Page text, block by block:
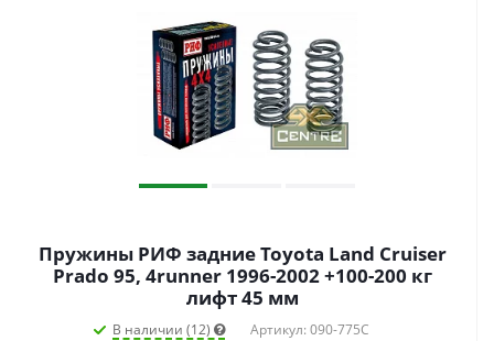
Пружины РИФ задние Toyota Land Cruiser
Prado 95, 4runner 1996-2002 +100-200 кг
лифт 45 мм
В наличии (12) Артикул: 090-775C